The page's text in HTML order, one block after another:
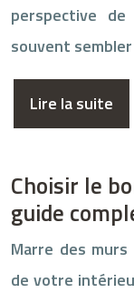
perspective
souvent
Lire la suite
Choisir le
guide
Marre des
de votre